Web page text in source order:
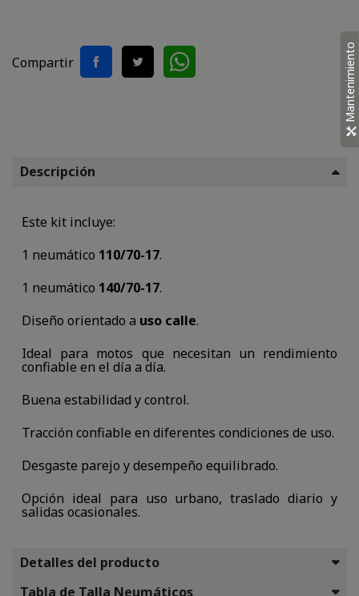
Compartir
Descripción
Este kit incluye:
1 neumático 110/70-17.
1 neumático 140/70-17.
Diseño orientado a uso calle.
Ideal para motos que necesitan un rendimiento
confiable en el día a día.
Buena estabilidad y control.
Tracción confiable en diferentes condiciones de uso.
Desgaste parejo y desempeño equilibrado.
Opción ideal para uso urbano, traslado diario y
salidas ocasionales.
Detalles del producto
Tabla de Talla Neumáticos
Mantenimiento